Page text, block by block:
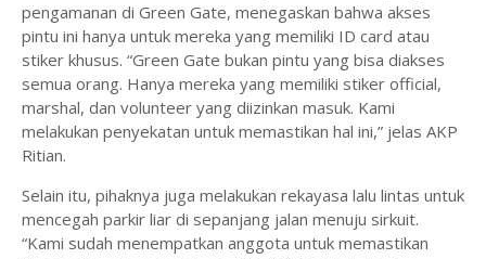
pengamanan di Green Gate, menegaskan bahwa akses
pintu ini hanya untuk mereka yang memiliki ID card atau
stiker khusus. “Green Gate bukan pintu yang bisa diakses
semua orang. Hanya mereka yang memiliki stiker official,
marshal, dan volunteer yang diizinkan masuk. Kami
melakukan penyekatan untuk memastikan hal ini,” jelas AKP
Ritian.
Selain itu, pihaknya juga melakukan rekayasa lalu lintas untuk
mencegah parkir liar di sepanjang jalan menuju sirkuit.
“Kami sudah menempatkan anggota untuk memastikan